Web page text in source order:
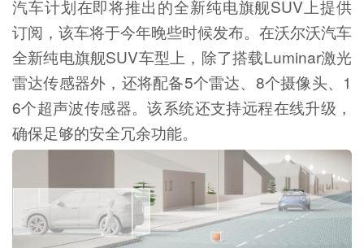
汽车计划在即将推出的全新纯电旗舰SUV上提供
订阅，该车将于今年晚些时候发布。在沃尔沃汽车
全新纯电旗舰SUV车型上，除了搭载Luminar激光
雷达传感器外，还将配备5个雷达、8个摄像头、1
6个超声波传感器。该系统还支持远程在线升级，
确保足够的安全冗余功能。